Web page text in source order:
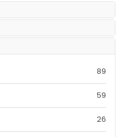
109
7
26
89
59
26